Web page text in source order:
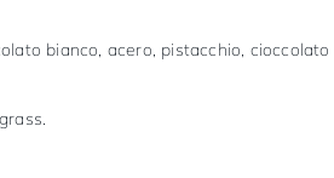
bianco, acero, pistacchio,